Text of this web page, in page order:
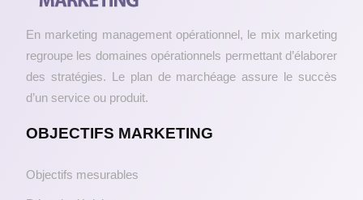
En marketing management opérationnel, le mix marketing
regroupe les domaines opérationnels permettant d’élaborer
des stratégies. Le plan de marchéage assure le succès
d’un service ou produit.
OBJECTIFS MARKETING
Objectifs mesurables